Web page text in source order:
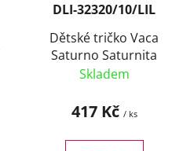
DLI-32320/10/LIL
Dětské tričko Vaca
Saturno Saturnita
Skladem
417 Kč / ks